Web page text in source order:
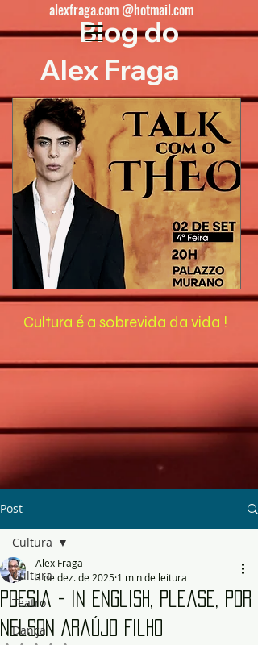
Cultura é a sobrevida da vida !
Blog do
Alex Fraga
alexfraga.com @hotmail.com
Post
Cultura
Teatro
Dança
Cultura
Poesia - In English, Please, por
Nelson Araújo Filho
Alex Fraga
3 de dez. de 2025 1 min de leitura